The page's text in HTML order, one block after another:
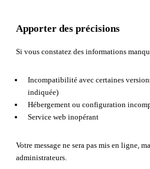
Apporter des précisions
Si vous constatez des informations
Incompatibilité avec certaines
indiquée)
Hébergement ou configuration
Service web inopérant
Votre message ne sera pas mis en ligne,
administrateurs.